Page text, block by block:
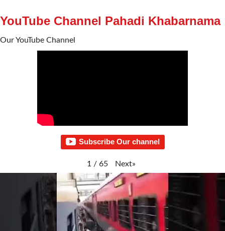
YouTube Channel Pahadi Khabarnama
Our YouTube Channel
Subscribe Our channel
1 / 65 Next»